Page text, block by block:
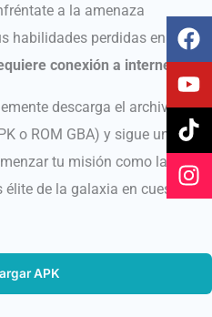
a la amenaza
habilidades perdidas en
conexión a internet.
descarga el archivo
o ROM GBA) y sigue unos
tu misión como la
de la galaxia en cuestión
APK
F
a
c
e
b
o
o
k
Y
o
u
t
u
b
e
T
i
k
t
o
k
I
n
s
t
a
g
r
a